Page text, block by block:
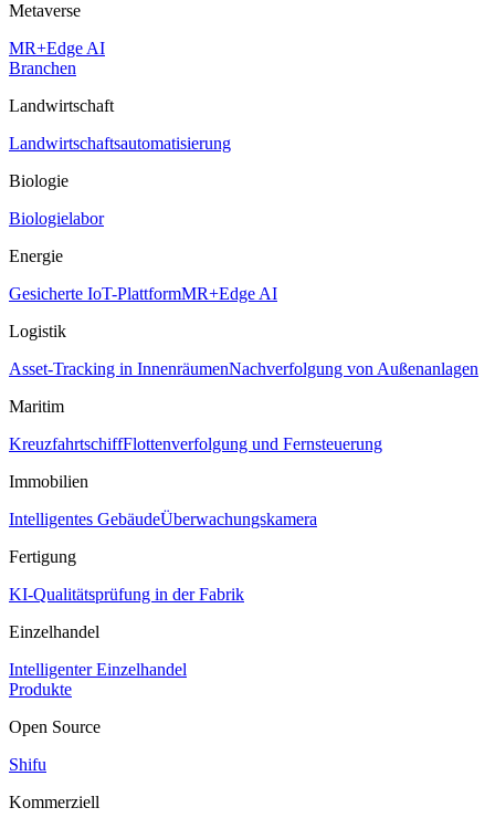
Metaverse
MR+Edge AI
Branchen
Landwirtschaft
Landwirtschaftsautomatisierung
Biologie
Biologielabor
Energie
Gesicherte IoT-PlattformMR+Edge AI
Logistik
Asset-Tracking in InnenräumenNachverfolgung von Außenanlagen
Maritim
KreuzfahrtschiffFlottenverfolgung und Fernsteuerung
Immobilien
Intelligentes GebäudeÜberwachungskamera
Fertigung
KI-Qualitätsprüfung in der Fabrik
Einzelhandel
Intelligenter Einzelhandel
Produkte
Open Source
Shifu
Kommerziell